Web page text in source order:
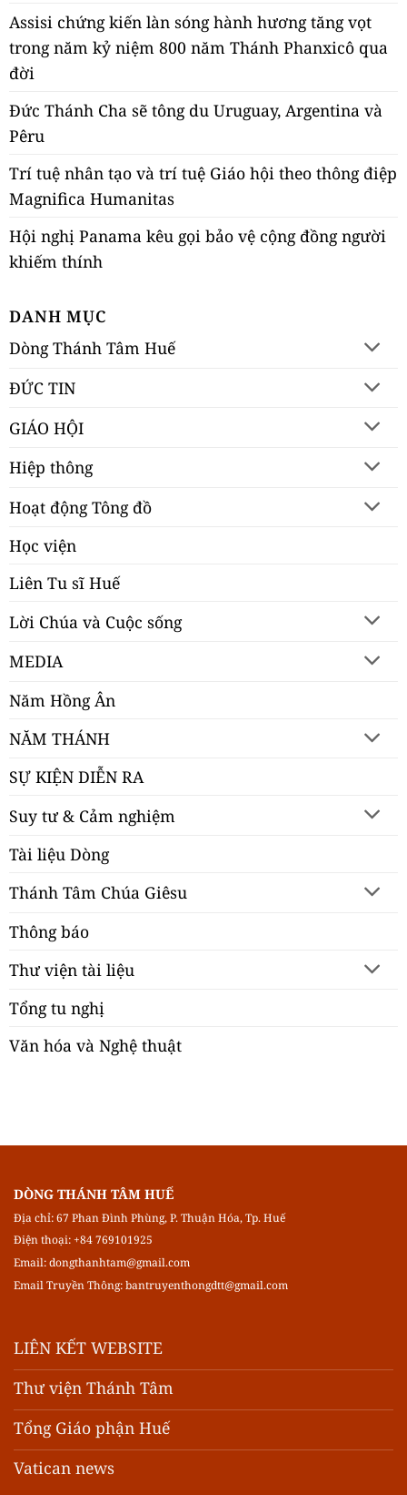
Assisi chứng kiến làn sóng hành hương tăng vọt
trong năm kỷ niệm 800 năm Thánh Phanxicô qua
đời
Đức Thánh Cha sẽ tông du Uruguay, Argentina và
Pêru
Trí tuệ nhân tạo và trí tuệ Giáo hội theo thông điệp
Magnifica Humanitas
Hội nghị Panama kêu gọi bảo vệ cộng đồng người
khiếm thính
DANH MỤC
Dòng Thánh Tâm Huế
ĐỨC TIN
GIÁO HỘI
Hiệp thông
Hoạt động Tông đồ
Học viện
Liên Tu sĩ Huế
Lời Chúa và Cuộc sống
MEDIA
Năm Hồng Ân
NĂM THÁNH
SỰ KIỆN DIỄN RA
Suy tư & Cảm nghiệm
Tài liệu Dòng
Thánh Tâm Chúa Giêsu
Thông báo
Thư viện tài liệu
Tổng tu nghị
Văn hóa và Nghệ thuật
DÒNG THÁNH TÂM HUẾ
Địa chỉ: 67 Phan Đình Phùng, P. Thuận Hóa, Tp. Huế
Điện thoại: +84 769101925
Email:dongthanhtam@gmail.com
Email Truyền Thông:bantruyenthongdtt@gmail.com
LIÊN KẾT WEBSITE
Thư viện Thánh Tâm
Tổng Giáo phận Huế
Vatican news